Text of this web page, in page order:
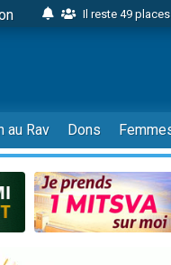
Il reste 49
2 personnes
6 personnes
4 personnes
2 personnes
17 personnes
4 personnes
Il reste 49
au Rav Dons